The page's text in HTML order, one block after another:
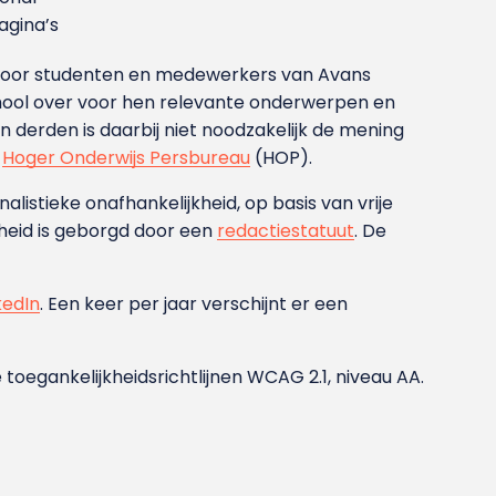
studenten en medewerkers van Avans
over voor hen relevante onderwerpen en
is daarbij niet noodzakelijk de mening
Hoger Onderwijs Persbureau (HOP).
onafhankelijkheid, op basis van vrije
is geborgd door een redactiestatuut. De
. Een keer per jaar verschijnt er een
WCAG 2.1, niveau AA.